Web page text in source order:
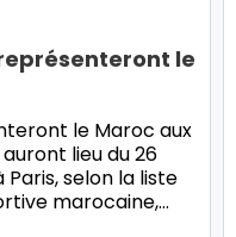
le
le Maroc aux
lieu du 26
Paris, selon la liste
marocaine,…